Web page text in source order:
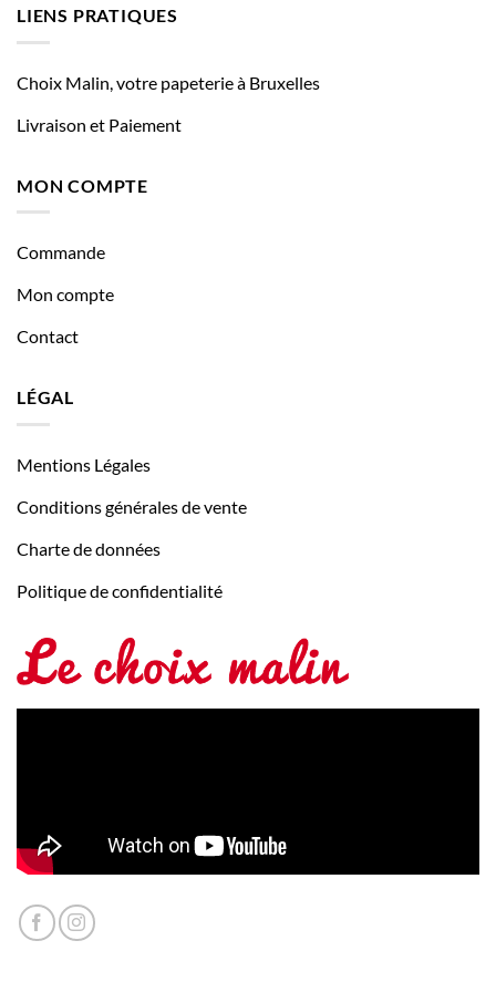
LIENS PRATIQUES
Choix Malin, votre papeterie à Bruxelles
Livraison et Paiement
MON COMPTE
Commande
Mon compte
Contact
LÉGAL
Mentions Légales
Conditions générales de vente
Charte de données
Politique de confidentialité